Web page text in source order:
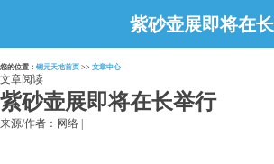
紫砂壶展即将在长
举行
您的位置： 铜元天地首页 >> 文章中心
文章阅读
紫砂壶展即将在长举行
来源/作者：网络 |